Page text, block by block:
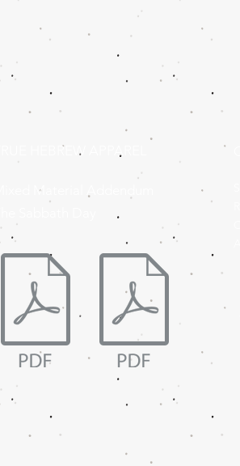
TRUE HEBREW APPAREL
Mixed Material Addendum